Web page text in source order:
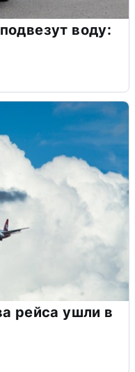
воду:
рейса ушли в